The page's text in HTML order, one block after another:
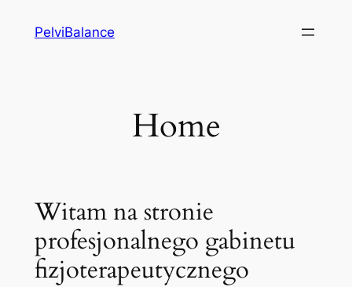
PelviBalance
Home
Witam na stronie
profesjonalnego gabinetu
fizjoterapeutycznego